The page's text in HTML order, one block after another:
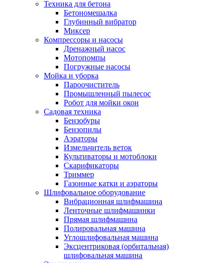
Техника для бетона
Бетономешалка
Глубинный вибратор
Миксер
Компрессоры и насосы
Дренажный насос
Мотопомпы
Погружные насосы
Мойка и уборка
Пароочиститель
Промышленный пылесос
Робот для мойки окон
Садовая техника
Бензобуры
Бензопилы
Аэраторы
Измельчитель веток
Культиваторы и мотоблоки
Скарификаторы
Триммер
Газонные катки и аэраторы
Шлифовальное оборудование
Вибрационная шлифмашина
Ленточные шлифмашинки
Прямая шлифмашина
Полировальная машина
Углошлифовальная машина
Эксцентриковая (орбитальная)
шлифовальная машина